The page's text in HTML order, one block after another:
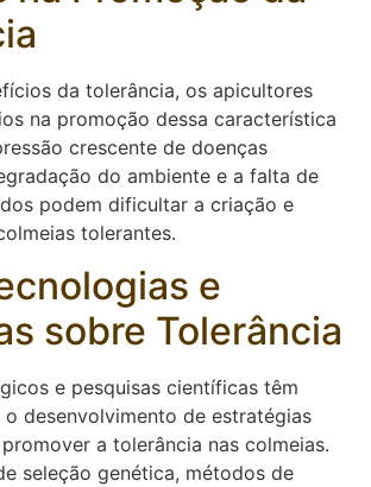
da tolerância, os apicultores
na promoção dessa característica
crescente de doenças
do ambiente e a falta de
podem dificultar a criação e
tolerantes.
e
sobre Tolerância
e pesquisas científicas têm
desenvolvimento de estratégias
a tolerância nas colmeias.
seleção genética, métodos de